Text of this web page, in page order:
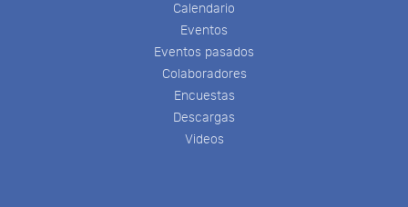
Calendario
Eventos
Eventos pasados
Colaboradores
Encuestas
Descargas
Videos